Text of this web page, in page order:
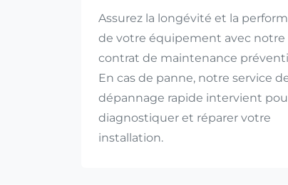
Assurez la longévité et la
de votre équipement avec notre
contrat de maintenance
En cas de panne, notre service
dépannage rapide intervient
diagnostiquer et réparer votre
installation.